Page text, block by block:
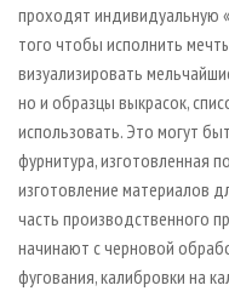
проходят индивидуальную
того чтобы исполнить
визуализировать
но и образцы выкрасок,
использовать. Это могут
фурнитура, изготовленная
изготовление материалов
часть производственного
начинают с черновой
фугования, калибровки на